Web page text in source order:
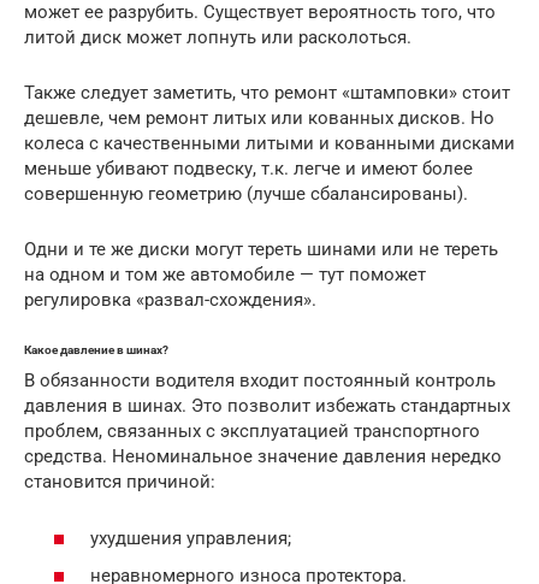
может ее разрубить. Существует вероятность того, что
литой диск может лопнуть или расколоться.
Также следует заметить, что ремонт «штамповки» стоит
дешевле, чем ремонт литых или кованных дисков. Но
колеса с качественными литыми и кованными дисками
меньше убивают подвеску, т.к. легче и имеют более
совершенную геометрию (лучше сбалансированы).
Одни и те же диски могут тереть шинами или не тереть
на одном и том же автомобиле — тут поможет
регулировка «развал-схождения».
Какое давление в шинах?
В обязанности водителя входит постоянный контроль
давления в шинах. Это позволит избежать стандартных
проблем, связанных с эксплуатацией транспортного
средства. Неноминальное значение давления нередко
становится причиной:
ухудшения управления;
неравномерного износа протектора.